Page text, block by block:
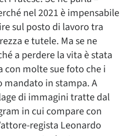
nel 2021 è impensabile
sul posto di lavoro tra
e tutele. Ma se ne
a perdere la vita è stata
con molte sue foto che i
in stampa. A
di immagini tratte dal
in cui compare con
regista Leonardo